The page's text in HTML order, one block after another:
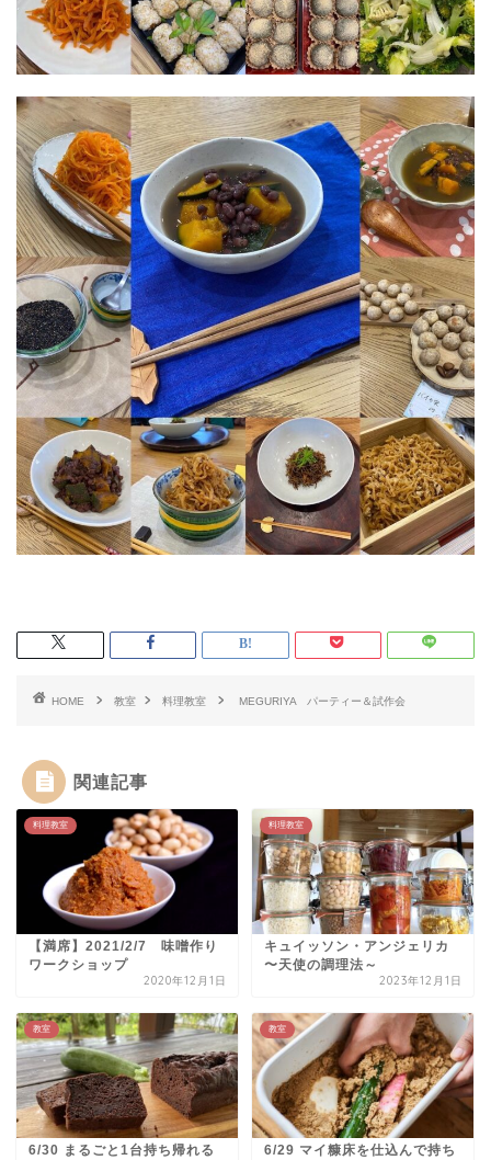
HOME 教室 料理教室 MEGURIYA パーティー＆試作会
関連記事
料理教室
【満席】2021/2/7 味噌作り
ワークショップ
2020年12月1日
料理教室
キュイッソン・アンジェリカ
〜天使の調理法～
2023年12月1日
教室
6/30 まるごと1台持ち帰れる
教室
6/29 マイ糠床を仕込んで持ち